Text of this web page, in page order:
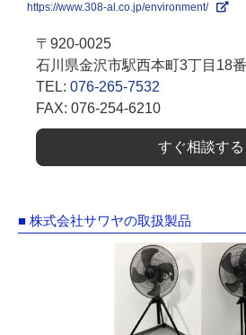
https://www.308-al.co.jp/environment/
〒920-0025
石川県金沢市駅西本町3丁目18
TEL: 076-265-7532
FAX: 076-254-6210
すぐ相談する
■ 株式会社サワヤの取扱製品